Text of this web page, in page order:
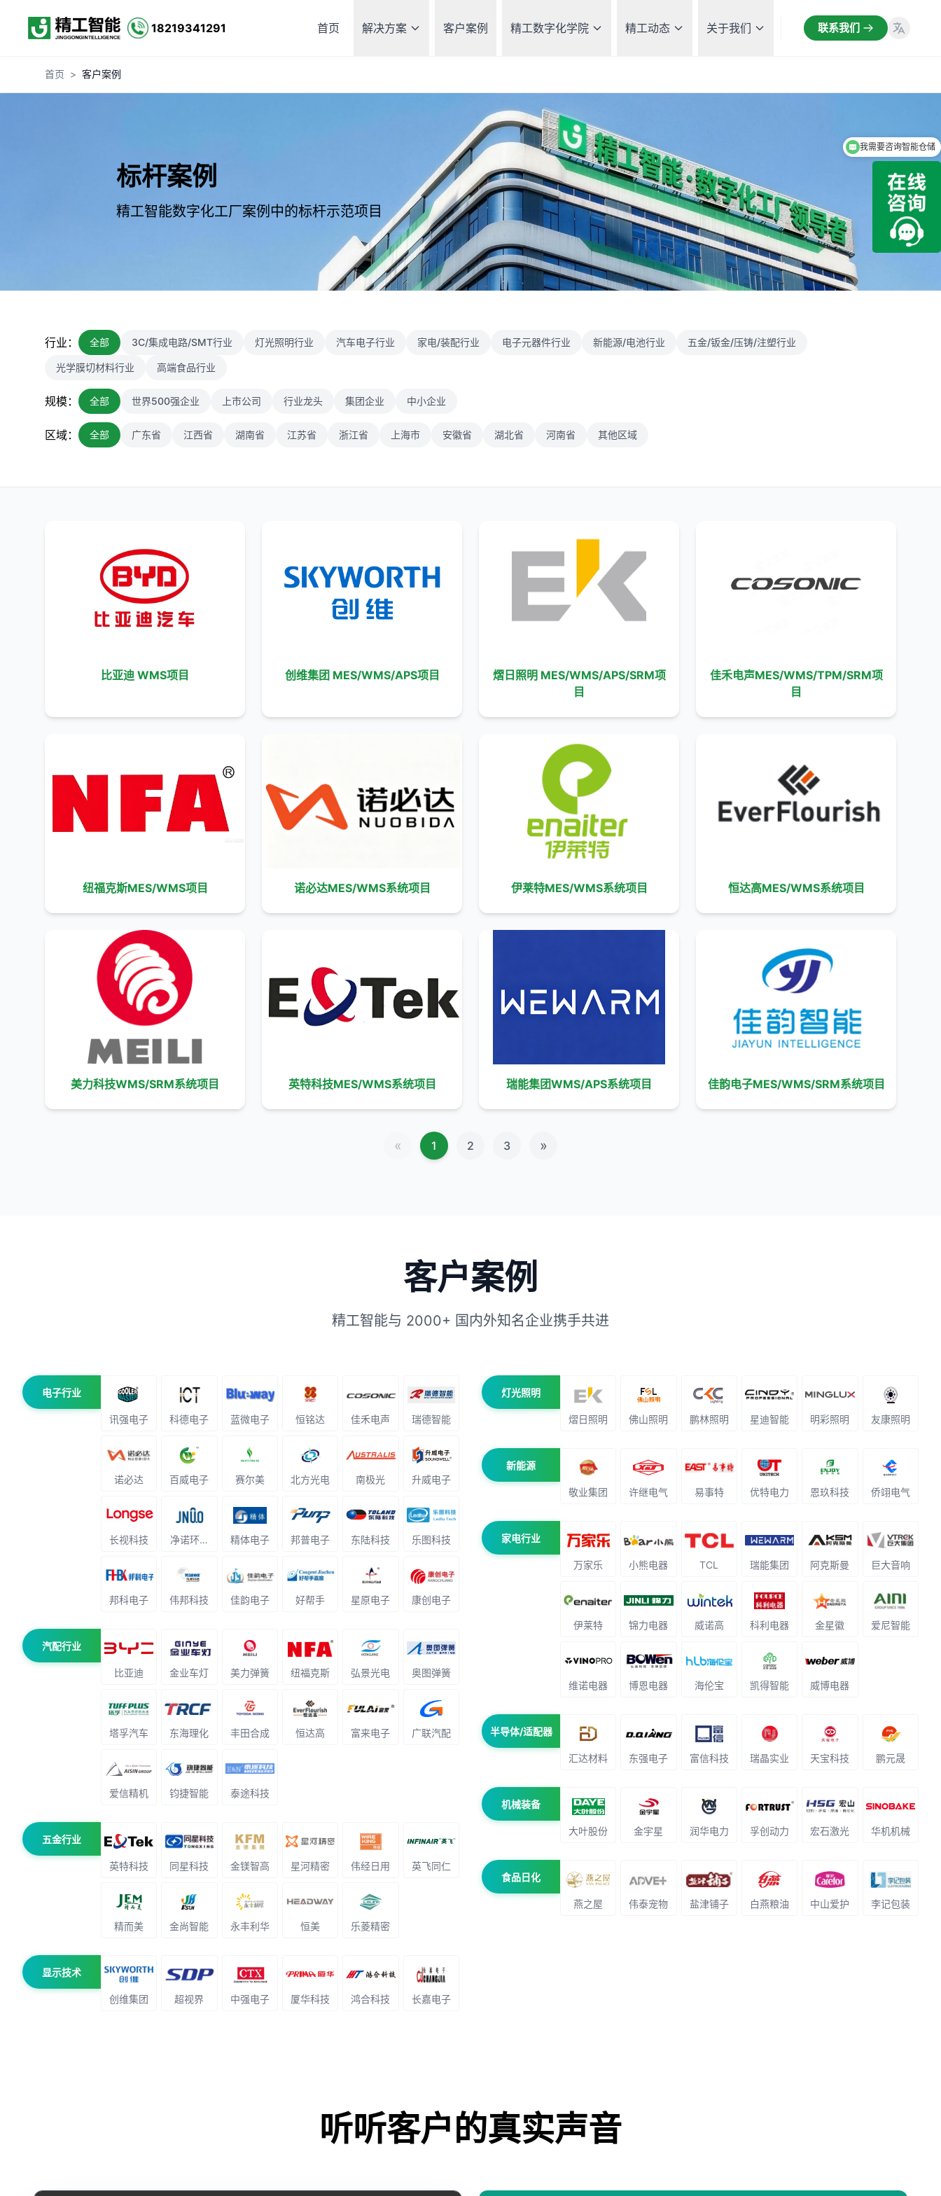
18219341291 首页 解决方案 客户案例 精工数字化学院 精工动态 关于我们 联系我们
首页 > 客户案例
标杆案例
精工智能数字化工厂案例中的标杆示范项目
行业： 全部 3C/集成电路/SMT行业 灯光照明行业 汽车电子行业 家电/装配行业 电子元器件行业 新能源/电池行业 五金/钣金/压铸/注塑行业
光学膜切材料行业 高端食品行业
规模： 全部 世界500强企业 上市公司 行业龙头 集团企业 中小企业
区域： 全部 广东省 江西省 湖南省 江苏省 浙江省 上海市 安徽省 湖北省 河南省 其他区域
比亚迪 WMS项目 创维集团 MES/WMS/APS项目
熠日照明 MES/WMS/APS/SRM项
目
佳禾电声MES/WMS/TPM/SRM项
目
纽福克斯MES/WMS项目 诺必达MES/WMS系统项目 伊莱特MES/WMS系统项目 恒达高MES/WMS系统项目
美力科技WMS/SRM系统项目 英特科技MES/WMS系统项目 瑞能集团WMS/APS系统项目 佳韵电子MES/WMS/SRM系统项目
« 1 2 3 »
客户案例
精工智能与 2000+ 国内外知名企业携手共进
电子行业
讯强电子 科德电子 蓝微电子 恒铭达 佳禾电声 瑞德智能
诺必达 百威电子 赛尔美 北方光电 南极光 升威电子
长视科技 净诺环境科技 精体电子 邦普电子 东陆科技 乐图科技
邦科电子 伟邦科技 佳韵电子 好帮手 星原电子 康创电子
汽配行业
比亚迪 金业车灯 美力弹簧 纽福克斯 弘景光电 奥图弹簧
塔孚汽车 东海理化 丰田合成 恒达高 富来电子 广联汽配
爱信精机 钧捷智能 泰途科技
五金行业
英特科技 同星科技 金镁智高 星河精密 伟经日用 英飞同仁
精而美 金尚智能 永丰利华 恒美 乐菱精密
显示技术
创维集团 超视界 中强电子 厦华科技 鸿合科技 长嘉电子
灯光照明
熠日照明 佛山照明 鹏林照明 星迪智能 明彩照明 友康照明
新能源
敬业集团 许继电气 易事特 优特电力 恩玖科技 侨翊电气
家电行业
万家乐 小熊电器 TCL 瑞能集团 阿克斯曼 巨大音响
伊莱特 锦力电器 威诺高 科利电器 金星徽 爱尼智能
维诺电器 博恩电器 海伦宝 凯得智能 威博电器
半导体/适配器
汇达材料 东强电子 富信科技 瑞晶实业 天宝科技 鹏元晟
机械装备
大叶股份 金宇星 润华电力 孚创动力 宏石激光 华机机械
食品日化
燕之屋 伟泰宠物 盐津铺子 白燕粮油 中山爱护 李记包装
听听客户的真实声音
我需要咨询MES系统